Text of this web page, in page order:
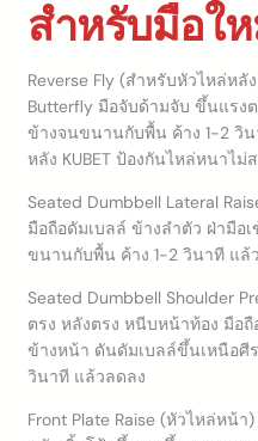
สำหรับมือใ
Reverse Fly (สำหรับหัวไหล่หลั
Butterfly มือจับด้ามจับ ขึ้นแรง
ข้างจนขนานกับพื้น ค้าง 1-2 วิ
หลัง KUBET ป้องกันไหล่หนาไม่
Seated Dumbbell Lateral
มือถือดัมเบลล์ ข้างลำตัว ฝ่ามือ
ขนานกับพื้น ค้าง 1-2 วินาที แล้
Seated Dumbbell Shoulder
ตรง หลังตรง หนีบหน้าท้อง มือ
ข้างหน้า ดันดัมเบลล์ขึ้นเหนือศีร
วินาที แล้วลดลง
Front Plate Raise (หัวไหล่หน้